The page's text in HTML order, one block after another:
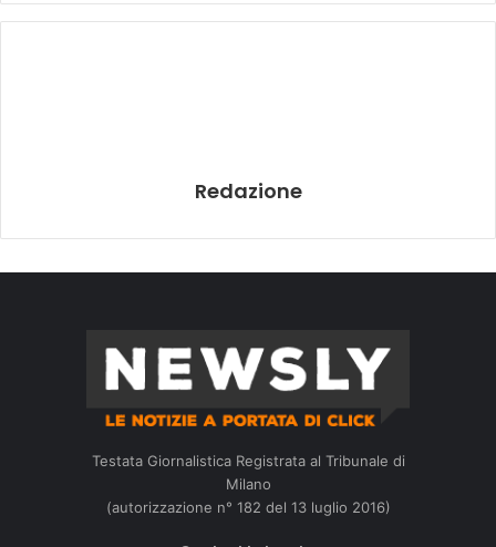
Redazione
Testata Giornalistica Registrata al Tribunale di
Milano
(autorizzazione n° 182 del 13 luglio 2016)